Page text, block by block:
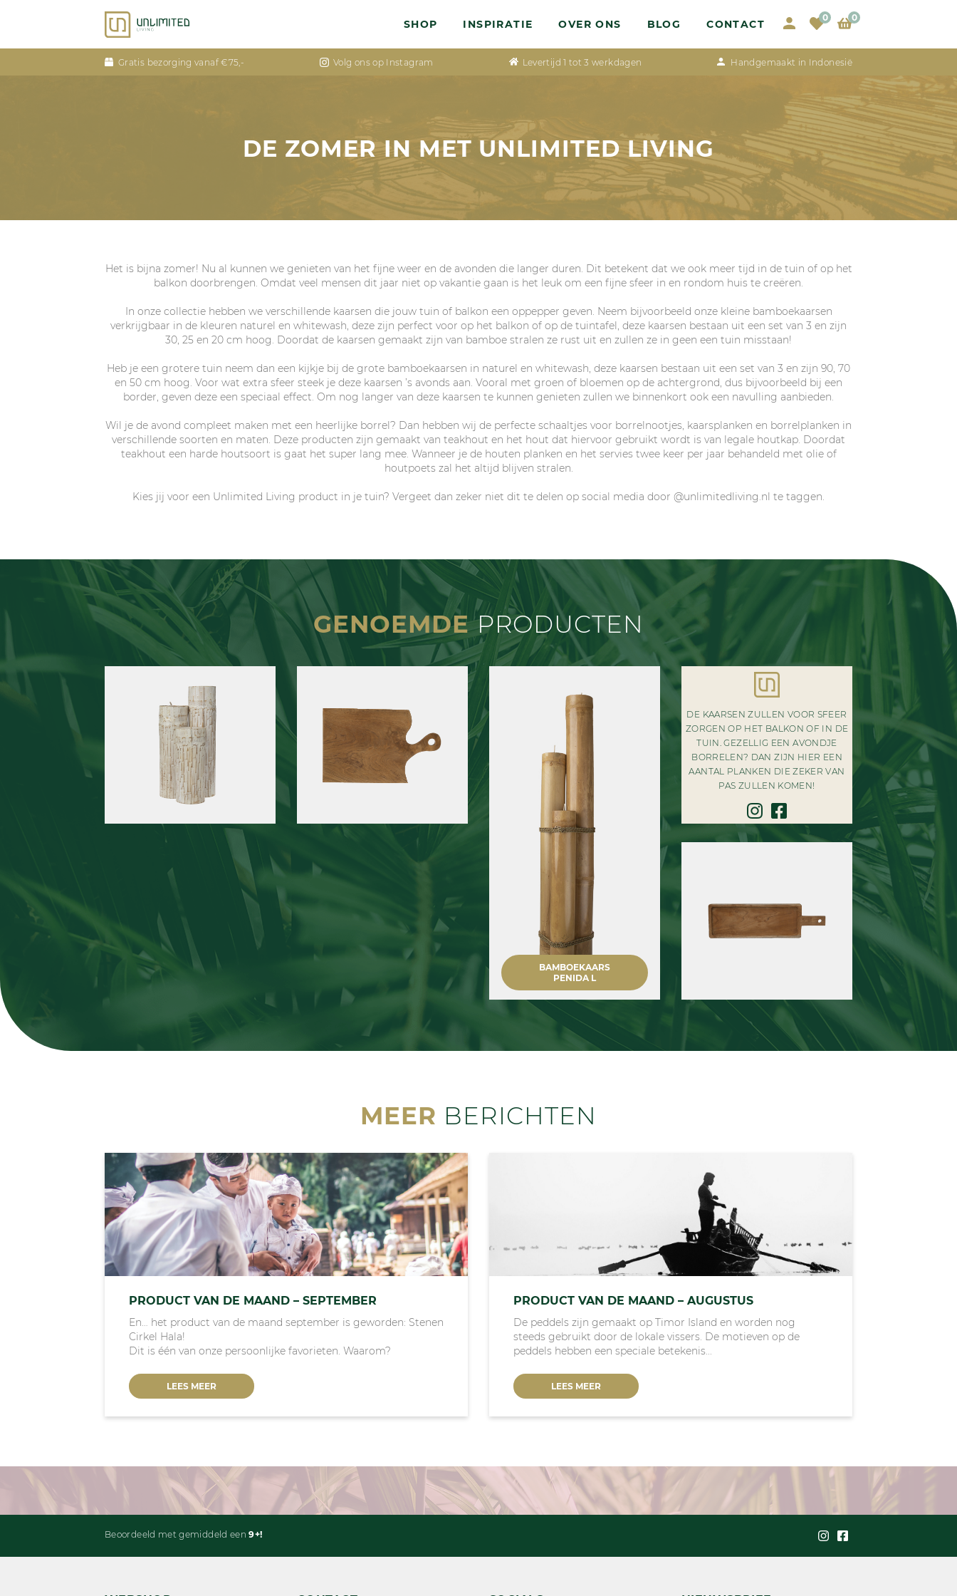
SHOP INSPIRATIE OVER ONS BLOG CONTACT
0 0
Gratis bezorging vanaf €75,- Volg ons op Instagram Levertijd 1 tot 3 werkdagen Handgemaakt in Indonesië
DE ZOMER IN MET UNLIMITED LIVING
Het is bijna zomer! Nu al kunnen we genieten van het fijne weer en de avonden die langer duren. Dit betekent dat we ook meer tijd in de tuin of op het
balkon doorbrengen. Omdat veel mensen dit jaar niet op vakantie gaan is het leuk om een fijne sfeer in en rondom huis te creëren.
In onze collectie hebben we verschillende kaarsen die jouw tuin of balkon een oppepper geven. Neem bijvoorbeeld onze kleine bamboekaarsen
verkrijgbaar in de kleuren naturel en whitewash, deze zijn perfect voor op het balkon of op de tuintafel, deze kaarsen bestaan uit een set van 3 en zijn
30, 25 en 20 cm hoog. Doordat de kaarsen gemaakt zijn van bamboe stralen ze rust uit en zullen ze in geen een tuin misstaan!
Heb je een grotere tuin neem dan een kijkje bij de grote bamboekaarsen in naturel en whitewash, deze kaarsen bestaan uit een set van 3 en zijn 90, 70
en 50 cm hoog. Voor wat extra sfeer steek je deze kaarsen ’s avonds aan. Vooral met groen of bloemen op de achtergrond, dus bijvoorbeeld bij een
border, geven deze een speciaal effect. Om nog langer van deze kaarsen te kunnen genieten zullen we binnenkort ook een navulling aanbieden.
Wil je de avond compleet maken met een heerlijke borrel? Dan hebben wij de perfecte schaaltjes voor borrelnootjes, kaarsplanken en borrelplanken in
verschillende soorten en maten. Deze producten zijn gemaakt van teakhout en het hout dat hiervoor gebruikt wordt is van legale houtkap. Doordat
teakhout een harde houtsoort is gaat het super lang mee. Wanneer je de houten planken en het servies twee keer per jaar behandeld met olie of
houtpoets zal het altijd blijven stralen.
Kies jij voor een Unlimited Living product in je tuin? Vergeet dan zeker niet dit te delen op social media door @unlimitedliving.nl te taggen.
GENOEMDEPRODUCTEN
BAMBOEKAARS
PENIDA L
DE KAARSEN ZULLEN VOOR SFEER
ZORGEN OP HET BALKON OF IN DE
TUIN. GEZELLIG EEN AVONDJE
BORRELEN? DAN ZIJN HIER EEN
AANTAL PLANKEN DIE ZEKER VAN
PAS ZULLEN KOMEN!
MEER BERICHTEN
PRODUCT VAN DE MAAND – SEPTEMBER
En… het product van de maand september is geworden: Stenen
Cirkel Hala!
Dit is één van onze persoonlijke favorieten. Waarom?
LEES MEER
PRODUCT VAN DE MAAND – AUGUSTUS
De peddels zijn gemaakt op Timor Island en worden nog
steeds gebruikt door de lokale vissers. De motieven op de
peddels hebben een speciale betekenis...
LEES MEER
Beoordeeld met gemiddeld een9+!